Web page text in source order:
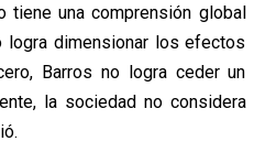
tiene una comprensión global
dimensionar los efectos
Barros no logra ceder un
la sociedad no considera